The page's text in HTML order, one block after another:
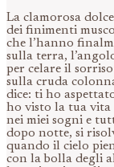
La clamorosa
dei finimenti
che l’hanno
sulla terra,
per celare il sorriso
sulla cruda
dice: ti ho
ho visto la tua vita
nei miei sogni e
dopo notte, si
quando il cielo
con la bolla degli